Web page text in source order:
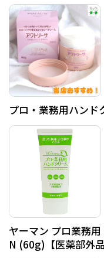
プロ・業務用ハンド
ヤーマン プロ業務
N (60g)【医薬部外品